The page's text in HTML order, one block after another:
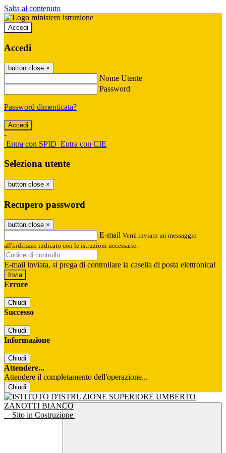
Salta al contenuto
Accedi
Accedi
button close ×
Nome Utente
Password
Password dimenticata?
-
Entra con SPID Entra con CIE
Seleziona utente
button close ×
Recupero password
button close ×
E-mail Verrà inviato un messaggio
all'indirizzo indicato con le istruzioni necessarie.
E-mail inviata, si prega di controllare la casella di posta elettronica!
Errore
Chiudi
Successo
Chiudi
Informazione
Chiudi
Attendere...
Attendere il completamento dell'operazione...
Chiudi
Sito in Costruzione